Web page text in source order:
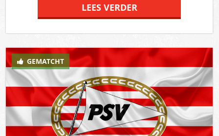
deze oproep en wij gaan het regelen. - Start 19.30
uur t/m 21.45 uur - Kosten Bingo kaart € 4,00 -
hebben zelfs een braille-bingokaart - Iedereen is
welkom Wil kan je eventueel op komen halen, maar
alleen als je in Den Bosch of Vlijmen woont. De
reiskosten komen dan uit op € 3.50 per persoon.
Kom je op eigen gelegenheid, dan wachten Riet en
Wil buiten op je. Riet en Wil kunnen dus samen met
2 deelnemers naar de Bingo. Als je interesse hebt,
LEES VERDER
GEMATCHT